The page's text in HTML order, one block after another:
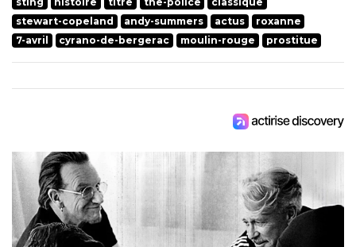
stewart-copeland
andy-summers actus
roxanne
7-avril
cyrano-de-bergerac moulin-rouge prostitue